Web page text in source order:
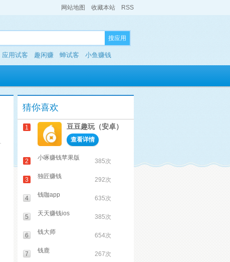
网站地图 收藏本站 RSS
搜应用
应用试客 趣闲赚 蝉试客 小鱼赚钱
猜你喜欢
1 豆豆趣玩（安卓）
查看详情
2 小啄赚钱苹果版 385次
3 独匠赚钱 292次
4 钱咖app 635次
5 天天赚钱ios 385次
6 钱大师 654次
7 钱鹿 267次